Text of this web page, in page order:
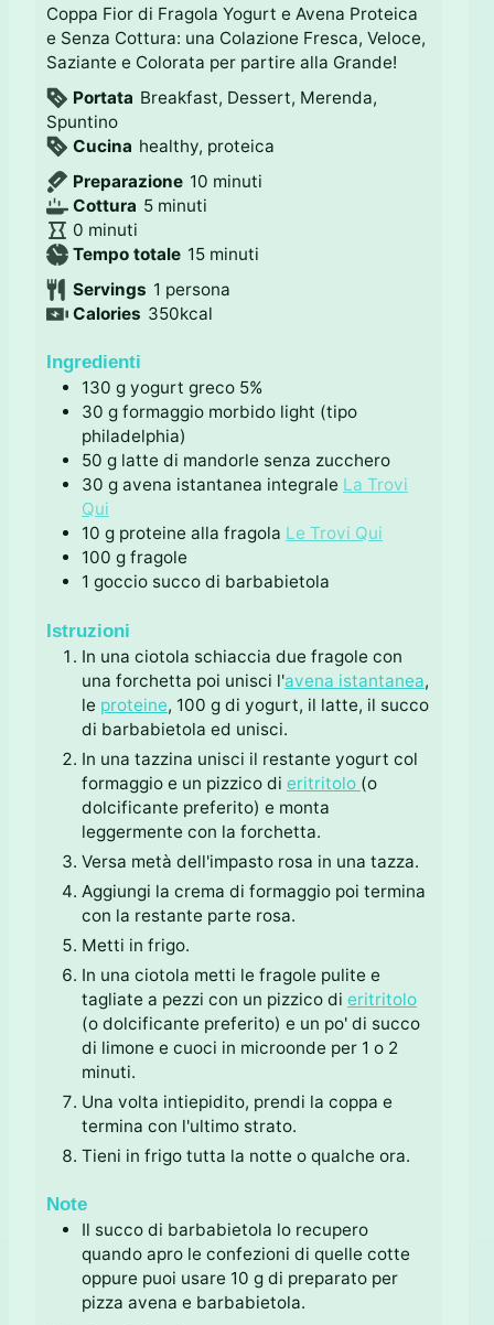
Coppa Fior di Fragola Yogurt e Avena Proteica
e Senza Cottura: una Colazione Fresca, Veloce,
Saziante e Colorata per partire alla Grande!
Portata Breakfast, Dessert, Merenda,
Spuntino
Cucina healthy, proteica
Preparazione 10m
u
i
minuti
Cottura 5m
n
u
t
i
minuti
0m
i
u
t
minuti
Tempo totale 15m
n
u
minuti
Servings 1 persona
Calories 350kcal
Ingredienti
130 g yogurt greco 5%
30 g formaggio morbido light (tipo
philadelphia)
50 g latte di mandorle senza zucchero
30 g avena istantanea integrale La Trovi
Qui
10 g proteine alla fragola Le Trovi Qui
100 g fragole
1 goccio succo di barbabietola
Istruzioni
In una ciotola schiaccia due fragole con
una forchetta poi unisci l'avena istantanea,
le proteine, 100 g di yogurt, il latte, il succo
di barbabietola ed unisci.
In una tazzina unisci il restante yogurt col
formaggio e un pizzico di eritritolo (o
dolcificante preferito) e monta
leggermente con la forchetta.
Versa metà dell'impasto rosa in una tazza.
Aggiungi la crema di formaggio poi termina
con la restante parte rosa.
Metti in frigo.
In una ciotola metti le fragole pulite e
tagliate a pezzi con un pizzico di eritritolo
(o dolcificante preferito) e un po' di succo
di limone e cuoci in microonde per 1 o 2
minuti.
Una volta intiepidito, prendi la coppa e
termina con l'ultimo strato.
Tieni in frigo tutta la notte o qualche ora.
Note
Il succo di barbabietola lo recupero
quando apro le confezioni di quelle cotte
oppure puoi usare 10 g di preparato per
pizza avena e barbabietola.